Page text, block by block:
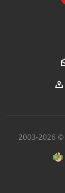
2003-2026 ©